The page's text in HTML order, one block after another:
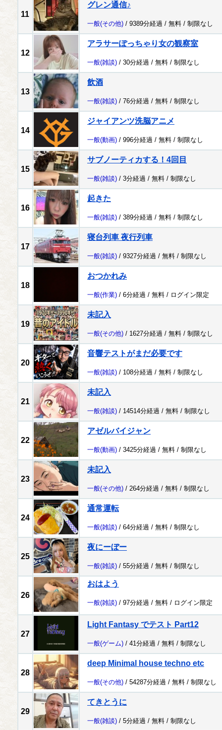
11
グレン通信♪
一般(その他) / 9389分経過 / 無料 / 制限なし
12
アラサーぽっちゃり女の観察室
一般(雑談) / 30分経過 / 無料 / 制限なし
13
飲酒
一般(雑談) / 76分経過 / 無料 / 制限なし
14
ジャイアンツ洗脳アニメ
一般(動画) / 996分経過 / 無料 / 制限なし
15
サブノーティカする！4回目
一般(雑談) / 3分経過 / 無料 / 制限なし
16
起きた
一般(雑談) / 389分経過 / 無料 / 制限なし
17
寝台列車 夜行列車
一般(雑談) / 9327分経過 / 無料 / 制限なし
18
おつかれみ
一般(作業) / 6分経過 / 無料 / ログイン限定
19
未記入
一般(その他) / 1627分経過 / 無料 / 制限なし
20
音響テストがまだ必要です
一般(雑談) / 108分経過 / 無料 / 制限なし
21
未記入
一般(雑談) / 14514分経過 / 無料 / 制限なし
22
アゼルバイジャン
一般(動画) / 3425分経過 / 無料 / 制限なし
23
未記入
一般(その他) / 264分経過 / 無料 / 制限なし
24
通常運転
一般(雑談) / 64分経過 / 無料 / 制限なし
25
夜にーぼー
一般(雑談) / 55分経過 / 無料 / 制限なし
26
おはよう
一般(雑談) / 97分経過 / 無料 / ログイン限定
27
Light Fantasy でテスト Part12
一般(ゲーム) / 41分経過 / 無料 / 制限なし
28
deep Minimal house techno etc
一般(その他) / 54287分経過 / 無料 / 制限なし
29
てきとうに
一般(雑談) / 5分経過 / 無料 / 制限なし